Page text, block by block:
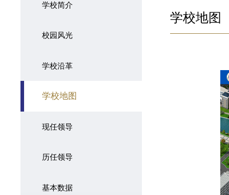
学校简介
校园风光
学校沿革
学校地图
现任领导
历任领导
基本数据
学校地图